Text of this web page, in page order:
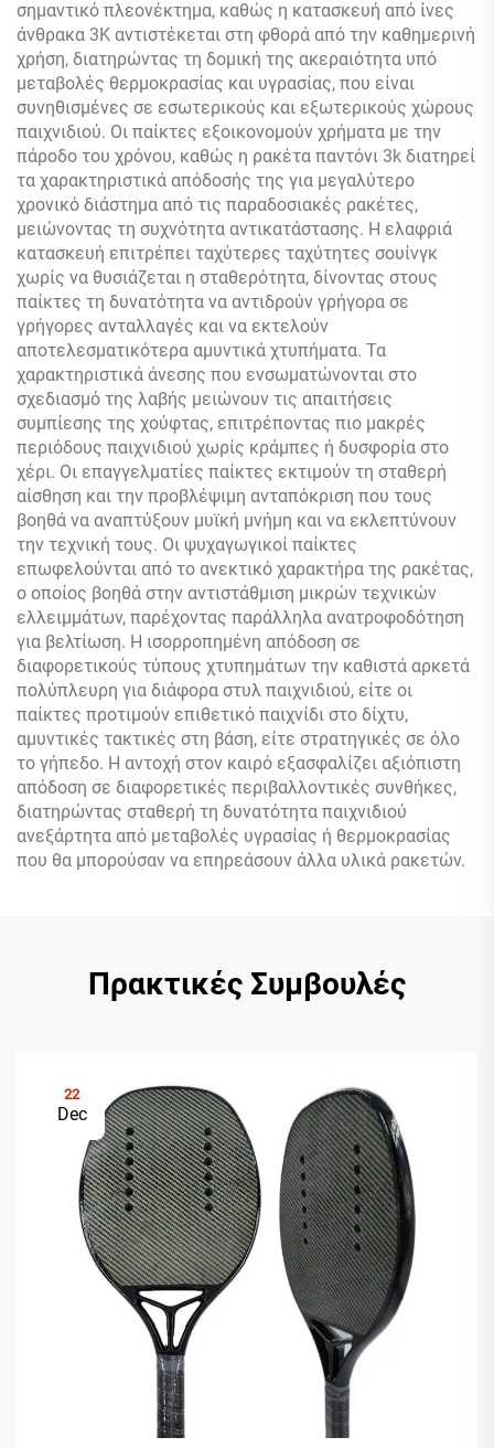
σημαντικό πλεονέκτημα, καθώς η κατασκευή από ίνες
άνθρακα 3K αντιστέκεται στη φθορά από την καθημερινή
χρήση, διατηρώντας τη δομική της ακεραιότητα υπό
μεταβολές θερμοκρασίας και υγρασίας, που είναι
συνηθισμένες σε εσωτερικούς και εξωτερικούς χώρους
παιχνιδιού. Οι παίκτες εξοικονομούν χρήματα με την
πάροδο του χρόνου, καθώς η ρακέτα παντόνι 3k διατηρεί
τα χαρακτηριστικά απόδοσής της για μεγαλύτερο
χρονικό διάστημα από τις παραδοσιακές ρακέτες,
μειώνοντας τη συχνότητα αντικατάστασης. Η ελαφριά
κατασκευή επιτρέπει ταχύτερες ταχύτητες σουίνγκ
χωρίς να θυσιάζεται η σταθερότητα, δίνοντας στους
παίκτες τη δυνατότητα να αντιδρούν γρήγορα σε
γρήγορες ανταλλαγές και να εκτελούν
αποτελεσματικότερα αμυντικά χτυπήματα. Τα
χαρακτηριστικά άνεσης που ενσωματώνονται στο
σχεδιασμό της λαβής μειώνουν τις απαιτήσεις
συμπίεσης της χούφτας, επιτρέποντας πιο μακρές
περιόδους παιχνιδιού χωρίς κράμπες ή δυσφορία στο
χέρι. Οι επαγγελματίες παίκτες εκτιμούν τη σταθερή
αίσθηση και την προβλέψιμη ανταπόκριση που τους
βοηθά να αναπτύξουν μυϊκή μνήμη και να εκλεπτύνουν
την τεχνική τους. Οι ψυχαγωγικοί παίκτες
επωφελούνται από το ανεκτικό χαρακτήρα της ρακέτας,
ο οποίος βοηθά στην αντιστάθμιση μικρών τεχνικών
ελλειμμάτων, παρέχοντας παράλληλα ανατροφοδότηση
για βελτίωση. Η ισορροπημένη απόδοση σε
διαφορετικούς τύπους χτυπημάτων την καθιστά αρκετά
πολύπλευρη για διάφορα στυλ παιχνιδιού, είτε οι
παίκτες προτιμούν επιθετικό παιχνίδι στο δίχτυ,
αμυντικές τακτικές στη βάση, είτε στρατηγικές σε όλο
το γήπεδο. Η αντοχή στον καιρό εξασφαλίζει αξιόπιστη
απόδοση σε διαφορετικές περιβαλλοντικές συνθήκες,
διατηρώντας σταθερή τη δυνατότητα παιχνιδιού
ανεξάρτητα από μεταβολές υγρασίας ή θερμοκρασίας
που θα μπορούσαν να επηρεάσουν άλλα υλικά ρακετών.
Πρακτικές Συμβουλές
22
Dec